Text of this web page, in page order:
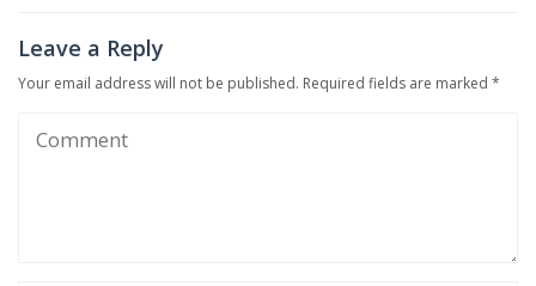
Leave a Reply
Your email address will not be published. Required fields are marked *